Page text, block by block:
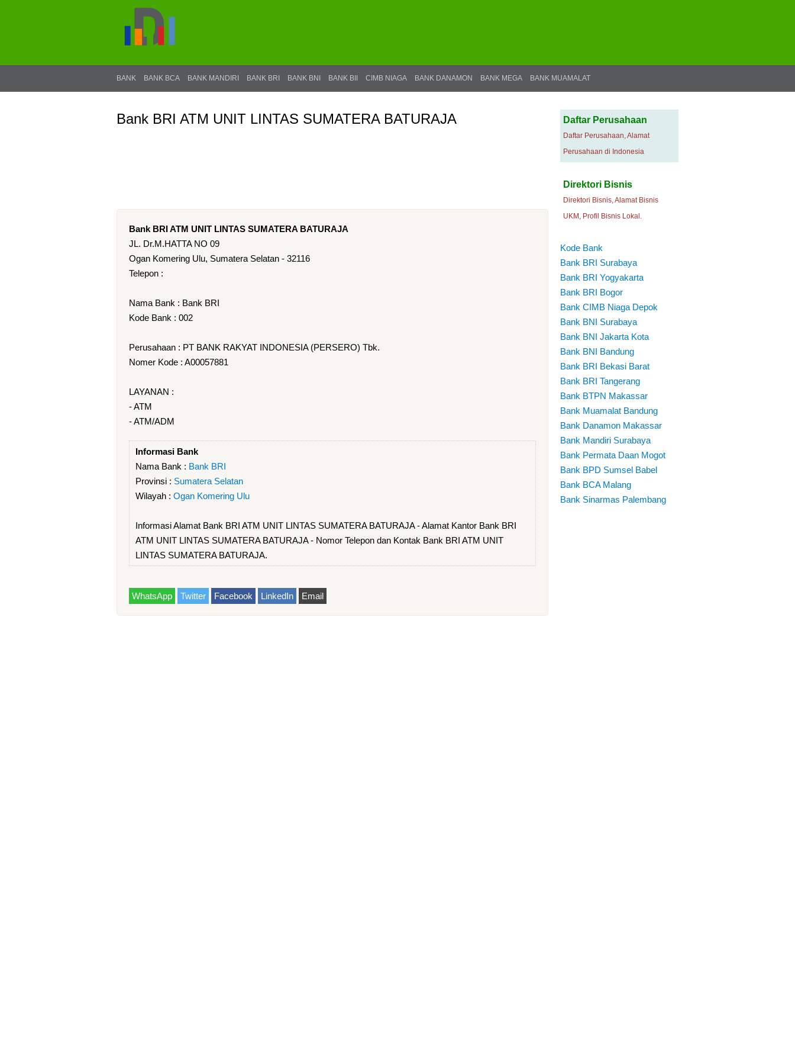
BANK BANK BCA BANK MANDIRI BANK BRI BANK BNI BANK BII CIMB NIAGA BANK DANAMON BANK MEGA BANK MUAMALAT
Bank BRI ATM UNIT LINTAS SUMATERA BATURAJA
Bank BRI ATM UNIT LINTAS SUMATERA BATURAJA
JL. Dr.M.HATTA NO 09
Ogan Komering Ulu, Sumatera Selatan - 32116
Telepon :
Nama Bank : Bank BRI
Kode Bank : 002
Perusahaan : PT BANK RAKYAT INDONESIA (PERSERO) Tbk.
Nomer Kode : A00057881
LAYANAN :
- ATM
- ATM/ADM
Informasi Bank
Nama Bank : Bank BRI
Provinsi : Sumatera Selatan
Wilayah : Ogan Komering Ulu
Informasi Alamat Bank BRI ATM UNIT LINTAS SUMATERA BATURAJA - Alamat Kantor Bank BRI
ATM UNIT LINTAS SUMATERA BATURAJA - Nomor Telepon dan Kontak Bank BRI ATM UNIT
LINTAS SUMATERA BATURAJA.
WhatsApp Twitter Facebook LinkedIn Email
Daftar Perusahaan
Daftar Perusahaan, Alamat
Perusahaan di Indonesia
Direktori Bisnis
Direktori Bisnis, Alamat Bisnis
UKM, Profil Bisnis Lokal.
Kode Bank
Bank BRI Surabaya
Bank BRI Yogyakarta
Bank BRI Bogor
Bank CIMB Niaga Depok
Bank BNI Surabaya
Bank BNI Jakarta Kota
Bank BNI Bandung
Bank BRI Bekasi Barat
Bank BRI Tangerang
Bank BTPN Makassar
Bank Muamalat Bandung
Bank Danamon Makassar
Bank Mandiri Surabaya
Bank Permata Daan Mogot
Bank BPD Sumsel Babel
Bank BCA Malang
Bank Sinarmas Palembang